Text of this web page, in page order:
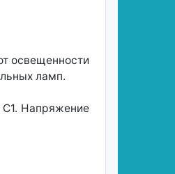
освещенности
ламп.
С1. Напряжение